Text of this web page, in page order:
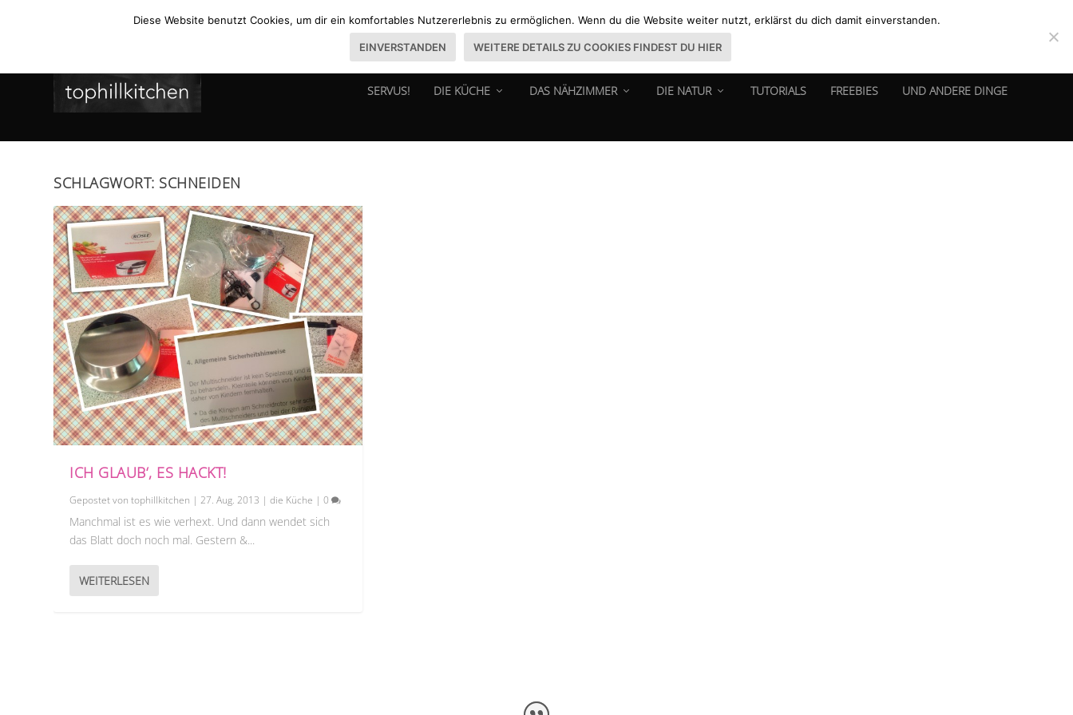
SERVUS! DIE KÜCHE DAS NÄHZIMMER DIE NATUR TUTORIALS FREEBIES UND ANDERE DINGE
SCHLAGWORT: SCHNEIDEN
ICH GLAUB‘, ES HACKT!
Gepostet vontophillkitchen |27. Aug. 2013 |die Küche |0
Manchmal ist es wie verhext. Und dann wendet sich
das Blatt doch noch mal. Gestern &...
WEITERLESEN
Diese Website benutzt Cookies, um dir ein komfortables Nutzererlebnis zu ermöglichen. Wenn du die Website weiter nutzt, erklärst du dich damit einverstanden.
EINVERSTANDEN WEITERE DETAILS ZU COOKIES FINDEST DU HIER